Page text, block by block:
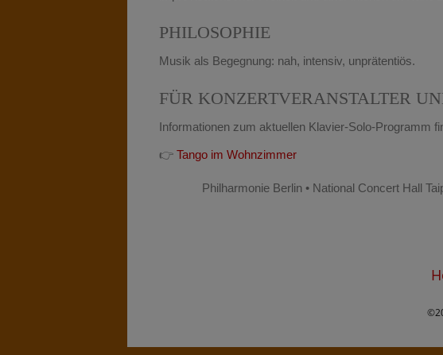
PHILOSOPHIE
Musik als Begegnung: nah, intensiv, unprätentiös.
FÜR KONZERTVERANSTALTER
Informationen zum aktuellen Klavier-Solo-Programm
👉 Tango im Wohnzimmer
Philharmonie Berlin • National Concert Hall